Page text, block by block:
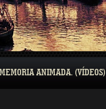
ANIMADA. (VÍDEOS)